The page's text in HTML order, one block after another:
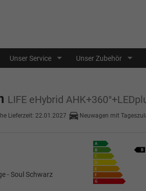
Unser Service Unser Zubehör
LIFE eHybrid
Lieferzeit: 22.01.2027 Neuwagen mit
- Soul Schwarz